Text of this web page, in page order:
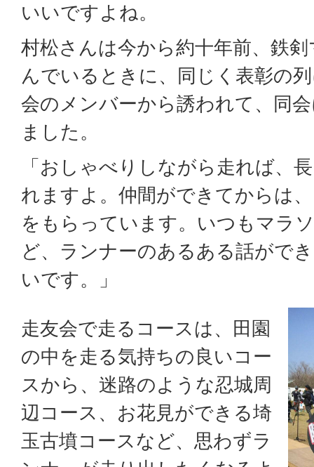
いいですよね。
村松さんは今から約十年前、鉄
んでいるときに、同じく表彰の
会のメンバーから誘われて、同
ました。
「おしゃべりしながら走れば、
れますよ。仲間ができてからは
をもらっています。いつもマラ
ど、ランナーのあるある話がで
いです。」
走友会で走るコースは、田園
の中を走る気持ちの良いコー
スから、迷路のような忍城周
辺コース、お花見ができる埼
玉古墳コースなど、思わずラ